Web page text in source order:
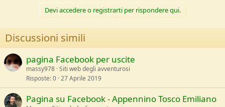
s
:
Devi accedere o registrarti per rispondere qui.
Discussioni simili
pagina Facebook per uscite
massy978 Siti web degli avventurosi
Risposte 0 27 Aprile 2019
Pagina su Facebook - Appennino Tosco Emiliano